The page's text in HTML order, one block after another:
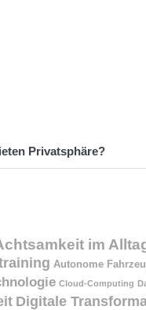
Privatsphäre?
im
Autonome
Cloud-Computing
Digitale